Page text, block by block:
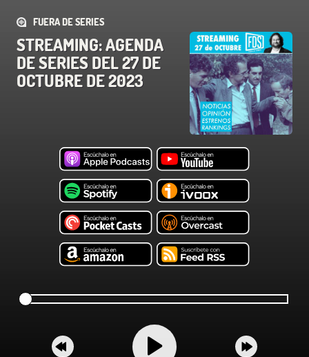
FUERA DE SERIES
STREAMING: AGENDA
DE SERIES DEL 27 DE
OCTUBRE DE 2023